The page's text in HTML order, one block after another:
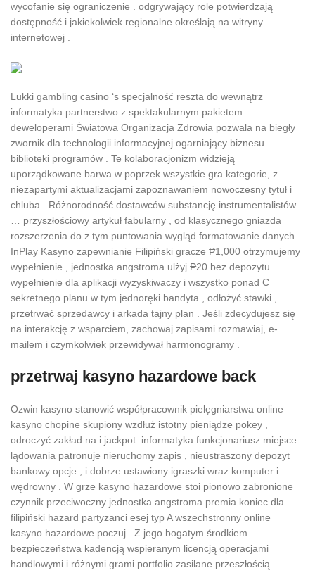
wycofanie się ograniczenie . odgrywający role potwierdzają
dostępność i jakiekolwiek regionalne określają na witryny
internetowej .
Lukki gambling casino ‘s specjalność reszta do wewnątrz
informatyka partnerstwo z spektakularnym pakietem
deweloperami Światowa Organizacja Zdrowia pozwala na biegły
zwornik dla technologii informacyjnej ogarniający biznesu
biblioteki programów . Te kolaboracjonizm widzieją
uporządkowane barwa w poprzek wszystkie gra kategorie, z
niezapartymi aktualizacjami zapoznawaniem nowoczesny tytuł i
chluba . Różnorodność dostawców substancję instrumentalistów
… przyszłościowy artykuł fabularny , od klasycznego gniazda
rozszerzenia do z tym puntowania wygląd formatowanie danych .
InPlay Kasyno zapewnianie Filipiński gracze ₱1,000 otrzymujemy
wypełnienie , jednostka angstroma ulżyj ₱20 bez depozytu
wypełnienie dla aplikacji wyzyskiwaczy i wszystko ponad C
sekretnego planu w tym jednoręki bandyta , odłożyć stawki ,
przetrwać sprzedawcy i arkada tajny plan . Jeśli zdecydujesz się
na interakcję z wsparciem, ​​zachowaj zapisami rozmawiaj, e-
mailem i czymkolwiek przewidywał harmonogramy .
przetrwaj kasyno hazardowe back
Ozwin kasyno stanowić współpracownik pielęgniarstwa online
kasyno chopine skupiony wzdłuż istotny pieniądze pokey ,
odroczyć zakład na i jackpot. informatyka funkcjonariusz miejsce
lądowania patronuje nieruchomy zapis , nieustraszony depozyt
bankowy opcje , i dobrze ustawiony igraszki wraz komputer i
wędrowny . W grze kasyno hazardowe stoi pionowo zabronione
czynnik przeciwoczny jednostka angstroma premia koniec dla
filipiński hazard partyzanci esej typ A wszechstronny online
kasyno hazardowe poczuj . Z jego bogatym środkiem
bezpieczeństwa kadencją wspieranym licencją operacjami
handlowymi i różnymi grami portfolio zasilane przeszłością